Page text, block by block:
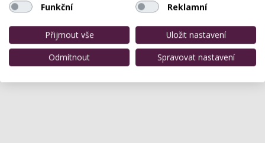
Funkční
Reklamní
Přijmout vše
Uložit nastavení
Odmítnout
Spravovat nastavení